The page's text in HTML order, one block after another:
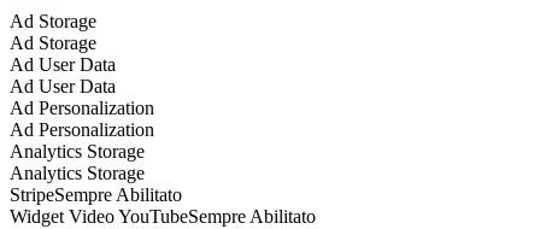
Ad Storage
Ad Storage
Ad User Data
Ad User Data
Ad Personalization
Ad Personalization
Analytics Storage
Analytics Storage
StripeSempre Abilitato
Widget Video YouTubeSempre Abilitato